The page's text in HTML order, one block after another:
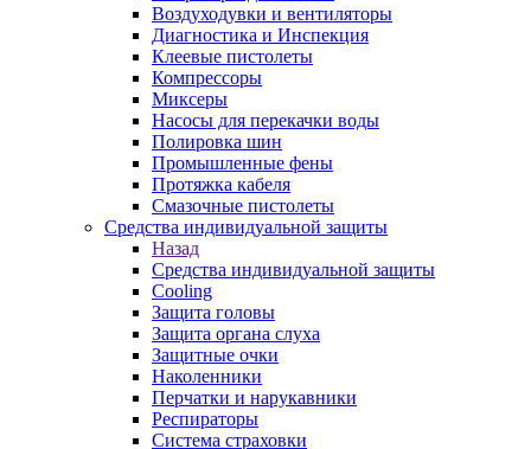
Воздуходувки и вентиляторы
Диагностика и Инспекция
Клеевые пистолеты
Компрессоры
Миксеры
Насосы для перекачки воды
Полировка шин
Промышленные фены
Протяжка кабеля
Смазочные пистолеты
Средства индивидуальной защиты
Назад
Средства индивидуальной защиты
Cooling
Защита головы
Защита органа слуха
Защитные очки
Наколенники
Перчатки и нарукавники
Респираторы
Система страховки